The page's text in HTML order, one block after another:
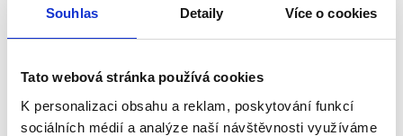
Souhlas Detaily Více o cookies
Tato webová stránka používá cookies
K personalizaci obsahu a reklam, poskytování funkcí
sociálních médií a analýze naší návštěvnosti využíváme
Privátní filtr Fellowes PrivaScreen™
15.0”
-